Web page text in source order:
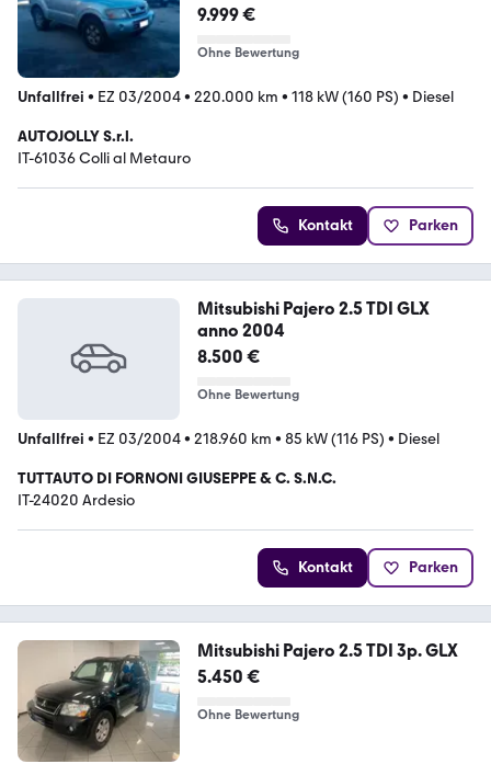
9.999 €
Ohne Bewertung
Unfallfrei • EZ 03/2004• 220.000 km • 118 kW (160 PS) • Diesel
AUTOJOLLY S.r.l.
IT-61036 Colli al Metauro
Kontakt Parken
Mitsubishi Pajero 2.5 TDI GLX
anno 2004
8.500 €
Ohne Bewertung
Unfallfrei • EZ 03/2004• 218.960 km • 85 kW (116 PS) • Diesel
TUTTAUTO DI FORNONI GIUSEPPE & C. S.N.C.
IT-24020 Ardesio
Kontakt Parken
Mitsubishi Pajero 2.5 TDI 3p. GLX
5.450 €
Ohne Bewertung